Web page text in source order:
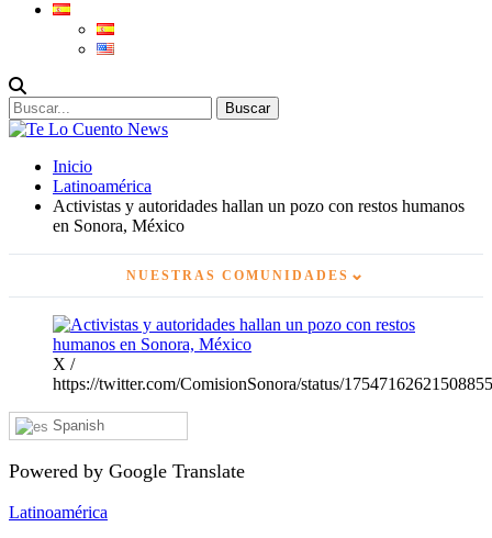
Inicio
Latinoamérica
Activistas y autoridades hallan un pozo con restos humanos
en Sonora, México
NUESTRAS COMUNIDADES ⌄
X /
https://twitter.com/ComisionSonora/status/
Spanish
Powered by Google Translate
Latinoamérica